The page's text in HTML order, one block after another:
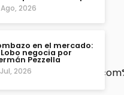
Ago, 2026
en el mercado:
Lobo negocia por
Pezzella
Jul, 2026